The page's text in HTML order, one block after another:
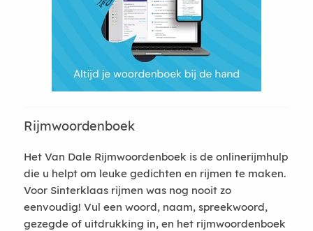
Rijmwoordenboek
Het Van Dale Rijmwoordenboek is de onlinerijmhulp
die u helpt om leuke gedichten en rijmen te maken.
Voor Sinterklaas rijmen was nog nooit zo
eenvoudig! Vul een woord, naam, spreekwoord,
gezegde of uitdrukking in, en het rijmwoordenboek